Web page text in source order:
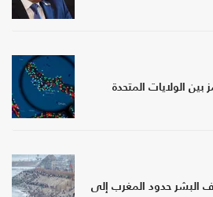
الولايات المتحدة
البشر حدود المغرب إلى